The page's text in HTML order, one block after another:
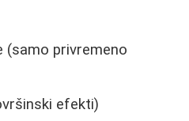
(samo privremeno
efekti)